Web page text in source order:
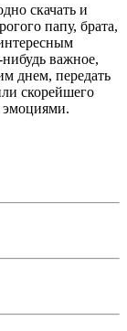
скачать и
папу, брата,
нибудь важное,
днем, передать
скорейшего
эмоциями.